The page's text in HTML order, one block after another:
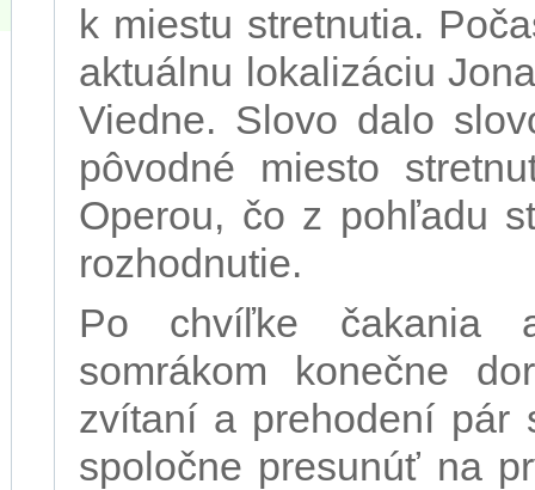
k miestu stretnutia.
aktuálnu lokalizáciu
Viedne. Slovo dalo
pôvodné miesto
Operou, čo z pohľadu
rozhodnutie.
Po chvíľke čakania
somrákom konečne
zvítaní a prehodení pár
spoločne presunúť na